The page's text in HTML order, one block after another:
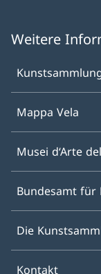
Weitere
Mappa Vela
Musei d‘Arte
Bundesamt für
Die
Kontakt